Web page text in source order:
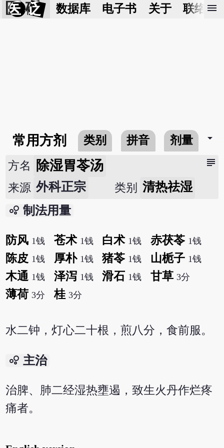
医 砭 数据库 电子书 关于 联络我
menu
常用方剂 类别 拼音 剂量 arrow_drop_down
subject
方名 除湿胃苓汤
来源 外科正宗 类别 清热祛湿
bubble_chart 制法用量
防风 1钱 苍术 1钱 白术 1钱 赤茯苓 1钱
陈皮 1钱 厚朴 1钱 猪苓 1钱 山栀子 1钱
木通 1钱 泽泻 1钱 滑石 1钱 甘草 3分
薄荷 3分 桂 3分
水二钟，灯心二十根，煎八分，食前服。
bubble_chart 主治
治脾、肺二经湿热壅遏，致生火丹作烂疼
痛者。